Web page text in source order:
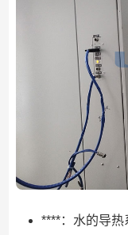
****：水的导